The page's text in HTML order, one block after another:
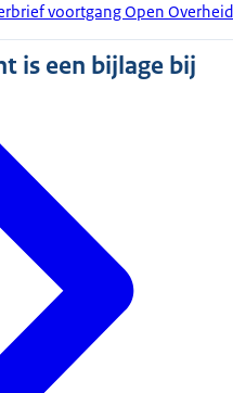
voortgang Open Overheid
is een bijlage bij